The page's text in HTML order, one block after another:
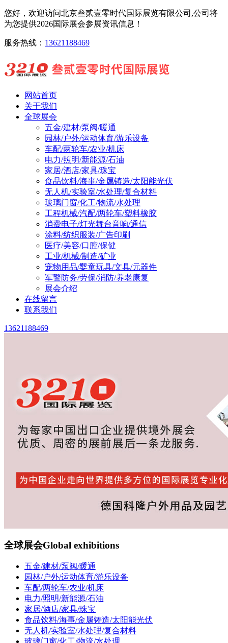
您好，欢迎访问北京叁贰壹零时代国际展览有限公司,公司将
为您提供2026国际展会参展资讯信息！
服务热线： 13621188469
网站首页
关于我们
全球展会
五金/建材/泵阀/暖通
园林/户外/运动体育/游乐设备
车配/两轮车/农业/机床
电力/照明/新能源/石油
家居/酒店/家具/珠宝
食品饮料/海事/金属铸造/太阳能光伏
无人机/实验室/水处理/复合材料
玻璃门窗/化工/物流/水处理
工程机械/汽配/两轮车/塑料橡胶
消费电子/灯光舞台音响/通信
涂料/纺织服装/广告印刷
医疗/美容/口腔/保健
工业/机械/制造/矿业
宠物用品/婴童玩具/文具/元器件
军警防务/劳保/消防/养老康复
展会介绍
在线留言
联系我们
13621188469
全球展会Global exhibitions
五金/建材/泵阀/暖通
园林/户外/运动体育/游乐设备
车配/两轮车/农业/机床
电力/照明/新能源/石油
家居/酒店/家具/珠宝
食品饮料/海事/金属铸造/太阳能光伏
无人机/实验室/水处理/复合材料